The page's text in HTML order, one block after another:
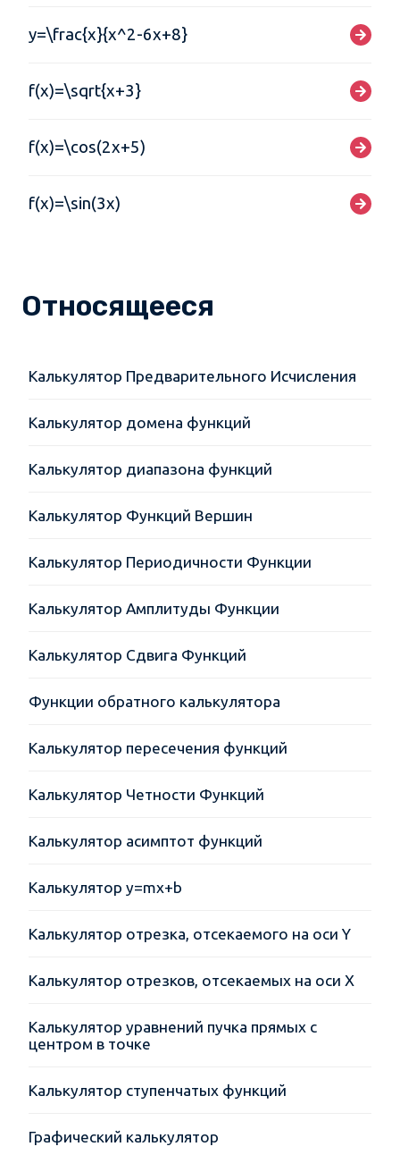
y=\frac{x}{x^2-6x+8}
f(x)=\sqrt{x+3}
f(x)=\cos(2x+5)
f(x)=\sin(3x)
Относящееся
Калькулятор Предварительного Исчисления
Калькулятор домена функций
Калькулятор диапазона функций
Калькулятор Функций Вершин
Калькулятор Периодичности Функции
Калькулятор Амплитуды Функции
Калькулятор Сдвига Функций
Функции обратного калькулятора
Калькулятор пересечения функций
Калькулятор Четности Функций
Калькулятор асимптот функций
Калькулятор y=mx+b
Калькулятор отрезка, отсекаемого на оси Y
Калькулятор отрезков, отсекаемых на оси X
Калькулятор уравнений пучка прямых с
центром в точке
Калькулятор ступенчатых функций
Графический калькулятор